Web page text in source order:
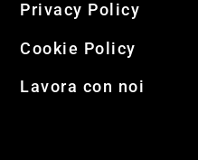
Privacy Policy
Cookie Policy
Lavora con noi